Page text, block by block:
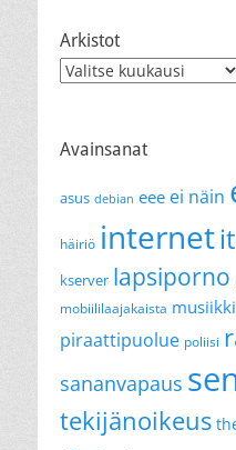
Arkistot
Arkistot
Avainsanat
asus debian eee ei näin
häiriö internet
kserver lapsiporno
mobiililaajakaista musiikki
piraattipuolue poliisi
sananvapaus
tekijänoikeus